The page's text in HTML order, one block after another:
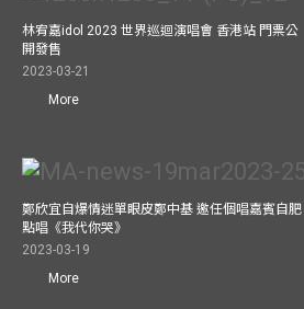
林宥嘉idol 2023 世界巡迴演唱會 香港站 門票公
開發售
2023-03-21
More
鄭欣宜自爆情迷單眼皮鄭中基 邀任個唱嘉賓自肥
點唱《我代你哭》
2023-03-19
More